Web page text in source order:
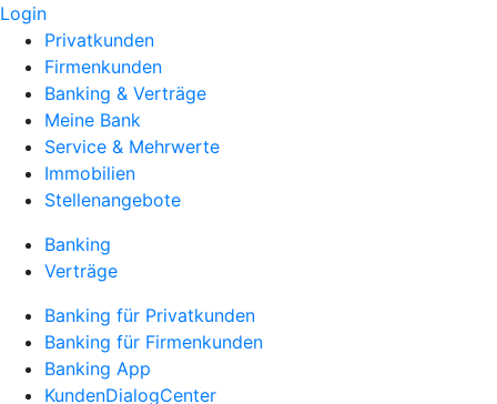
Login
Privatkunden
Firmenkunden
Banking & Verträge
Meine Bank
Service & Mehrwerte
Immobilien
Stellenangebote
Banking
Verträge
Banking für Privatkunden
Banking für Firmenkunden
Banking App
KundenDialogCenter